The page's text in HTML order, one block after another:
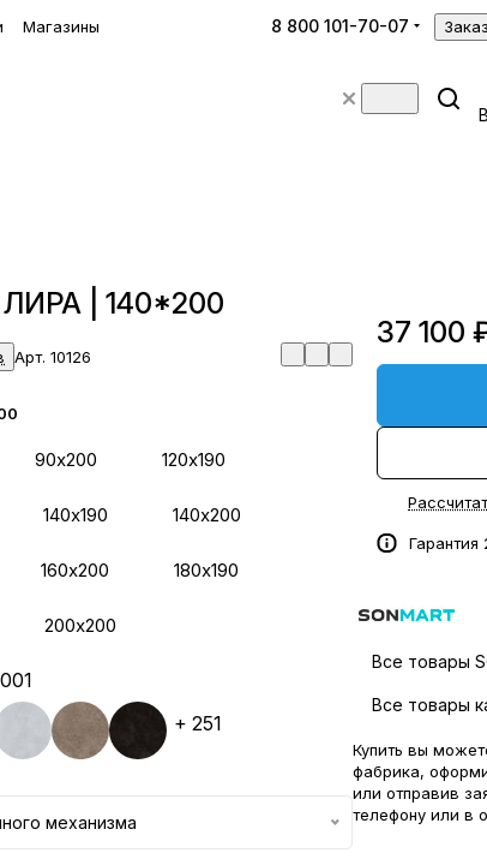
Магазины 8 800 101-70-07
ЛИРА | 140*200
Арт.10126
90х200 120х190
140х190 140х200
160х200 180х190
200х200
+ 251
механизма
37 100
Гарантия
Все товары
Все товары
Купить вы
фабрика,
или отправив
телефону или в